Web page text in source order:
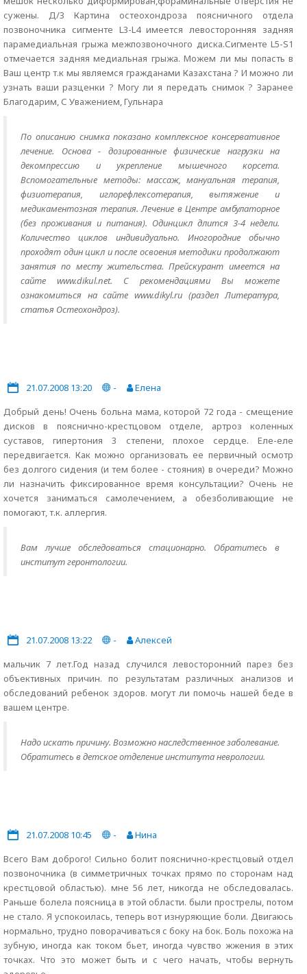
сужены. Д/З Картина остеохондроза поясничного отдела
позвоночника сигменте L3-L4 имеется левосторонняя задняя
парамедиальная грыжа межпозвоночного диска.Сигменте L5-S1
отмечается задняя медиальная грыжа. Можем ли мы попасть в
Ваш центр т.к мы являемся гражданами Казахстана ? И можно ли
узнать ваши разценки ? Могу ли я передать снимок ? Заранее
Благодарим, С Уважением, Гульнара
По описанию снимка показано комплексное консервативное
лечение. Основа - дозированные физические нагрузки на
декомпрессию и укрепление мышечного корсета.
Вспомогательные методы: массаж, мануальная терапия,
физиотерапия, иглорефлексотерапия, вытяжение и
медикаментозная терапия. Лечение в Центре амбулаторное
(без проживания и питания). Одинцикл длится 3-4 недели.
Количество циклов индивидуально. Иногородние обычно
проходят один цикл и после освоения методики продолжают
занятия по месту жительства. Прейскурант имеется на
сайте www.dikul.net. С рекомендациями Вы можете
ознакомиться на сайте www.dikyl.ru (раздел Литература,
статья Остеохондроз).
21.07.2008 13:20 -
Елена
Добрый день! Очень больна мама, которой 72 года - смещение
дисков в пояснично-крестцовом отделе, артроз коленных
суставов, гипертония 3 степени, плохое сердце. Еле-еле
передвигается. Как можно организовать ее первичный осмотр
без долгого сидения (и тем более - стояния) в очереди? Можно
ли назначить фиксированное время консультации? Очень не
хочется заниматься самолечением, а обезболивающие не
помогают, т.к. аллергия.
Вам лучше обследоваться стационарно. Обратитесь в
институт геронтологии.
21.07.2008 13:22 -
Алексей
мальчик 7 лет.Год назад случился левосторонний парез без
объективных причин. по результатам различных анализов и
обследований ребенок здоров. могут ли помочь нашей беде в
вашем центре.
Надо искать причину. Возможно наследственное заболевание.
Обратитесь в детское отделение института неврологии.
21.07.2008 10:45 -
Нина
Всего Вам доброго! Сильно болит пояснично-крестцовый отдел
позвоночника (в симметричных точках прямо по сторонам над
крестцовой областью). мне 56 лет, никогда не обследовалась.
Раньше болела поясница в этой области. были прострелы, потом
не стало. Я успокоилась, теперь вот изнуряющие боли. Двигаюсь
нормально, трудно поворачиваться с боку на бок. Боль похожа на
зубную, иногда как током бьет, иногда чувство жжения в этих
точках. Что это может быть и с чего начать, чтобы вернуть